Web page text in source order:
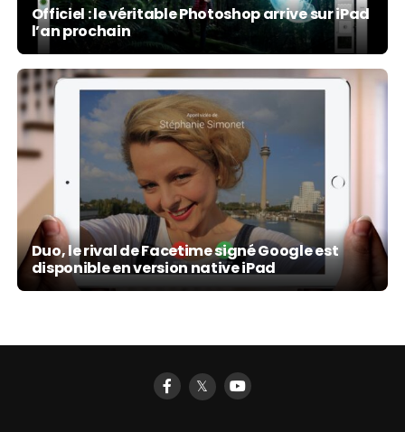
Officiel : le véritable Photoshop arrive sur iPad
l’an prochain
Duo, le rival de Facetime signé Google est
disponible en version native iPad
𝕏